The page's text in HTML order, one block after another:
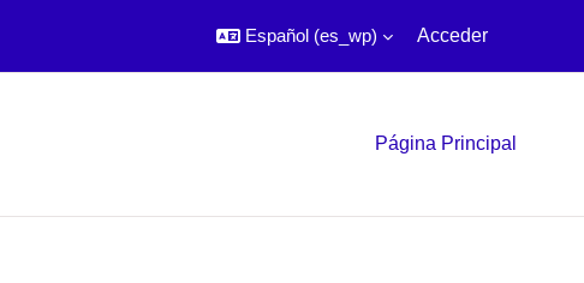
Español ‎(es_wp)‎ Acceder
Página Principal